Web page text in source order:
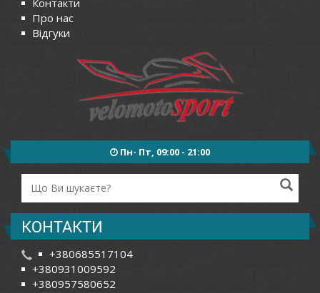
Про нас
Відгуки
Пн- Пт, 09:00 - 21:00
КОНТАКТИ
+380685517104
+380931009592
+380957580652